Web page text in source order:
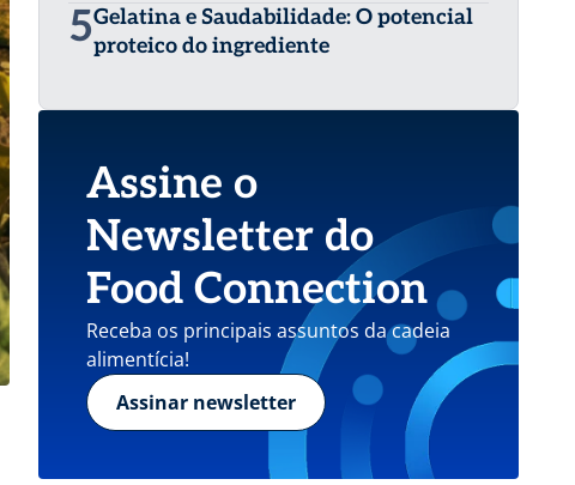
5Gelatina e Saudabilidade: O potencial
proteico do ingrediente
Assine o
Newsletter do
Food Connection
Receba os principais assuntos da cadeia
alimentícia!
Assinar newsletter